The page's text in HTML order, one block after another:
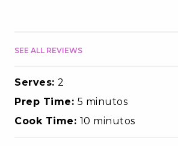
SEE ALL REVIEWS
Serves: 2
Prep Time: 5 minutos
Cook Time: 10 minutos